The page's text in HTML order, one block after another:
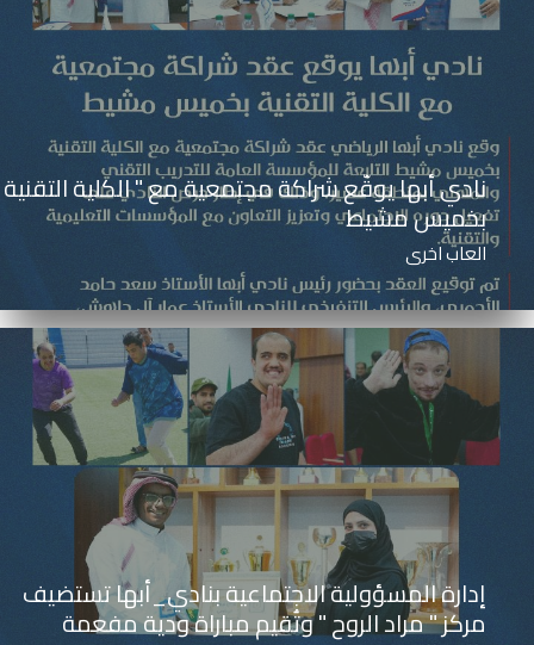
نادي أبها يوقّع شراكة مجتمعية مع " الكلية التقنية
بخميس مشيط
العاب اخرى
إدارة المسؤولية الاجتماعية بنادي_أبها تستضيف
مركز " مراد الروح " وتُقيم مباراة ودية مفعمة